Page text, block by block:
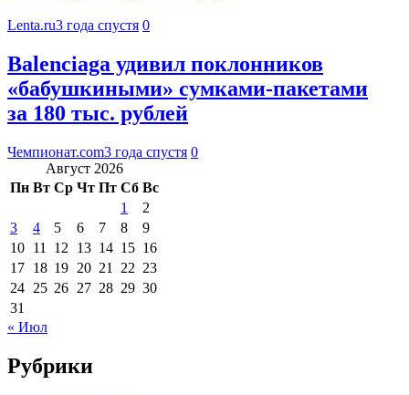
Lenta.ru3 года спустя 0
Balenciaga удивил поклонников
«бабушкиными» сумками-пакетами
за 180 тыс. рублей
Чемпионат.com3 года спустя 0
Август 2026
Пн Вт Ср Чт Пт Сб Вс
1
2
3
4 5 6 7 8
9
10 11 12 13 14 15 16
17 18 19 20 21 22 23
24 25 26 27 28 29 30
31
« Июл
Рубрики